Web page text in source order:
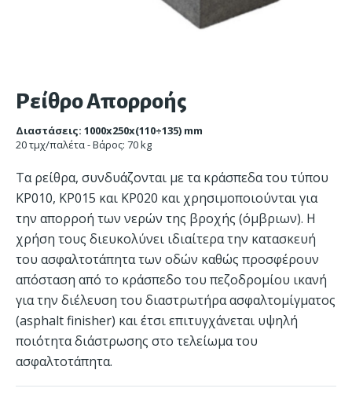
Ρείθρο Απορροής
Διαστάσεις: 1000x250x(110÷135) mm
20 τμχ/παλέτα - Βάρος: 70 kg
Τα ρείθρα, συνδυάζονται με τα κράσπεδα του τύπου
ΚΡ010, ΚΡ015 και ΚΡ020 και χρησιμοποιούνται για
την απορροή των νερών της βροχής (όμβριων). Η
χρήση τους διευκολύνει ιδιαίτερα την κατασκευή
του ασφαλτοτάπητα των οδών καθώς προσφέρουν
απόσταση από το κράσπεδο του πεζοδρομίου ικανή
για την διέλευση του διαστρωτήρα ασφαλτομίγματος
(asphalt finisher) και έτσι επιτυγχάνεται υψηλή
ποιότητα διάστρωσης στο τελείωμα του
ασφαλτοτάπητα.